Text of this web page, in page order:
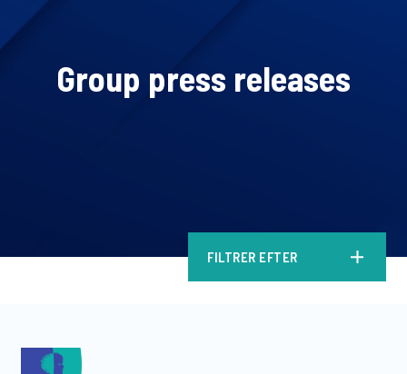
Group press releases
FILTRER EFTER